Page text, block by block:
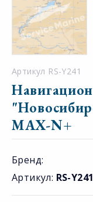
Артикул RS-Y241
MAX-N+
Бренд:
Артикул: RS-Y241